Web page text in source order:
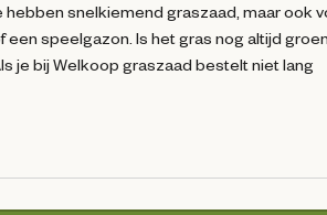
hebben snelkiemend graszaad, maar ook
een speelgazon. Is het gras nog altijd
je bij Welkoop graszaad bestelt niet lang